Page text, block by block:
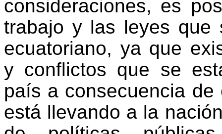
consideraciones, es
trabajo y las leyes que
ecuatoriano, ya que
y conflictos que se
país a consecuencia
está llevando a la